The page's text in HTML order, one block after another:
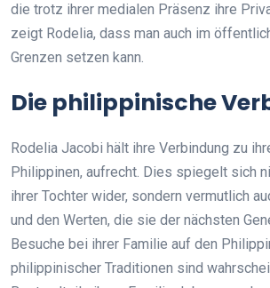
die trotz ihrer medialen Präsenz ihre
zeigt Rodelia, dass man auch im
Grenzen setzen kann.
Die philippinische
Rodelia Jacobi hält ihre Verbindung zu
Philippinen, aufrecht. Dies spiegelt sich
ihrer Tochter wider, sondern vermutlich
und den Werten, die sie der nächsten
Besuche bei ihrer Familie auf den
philippinischer Traditionen sind